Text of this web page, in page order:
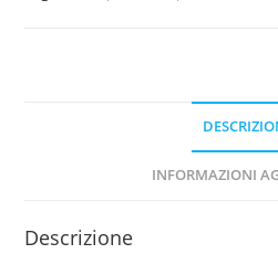
INFORMAZIONI
Descrizione